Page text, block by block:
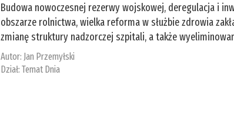
Budowa nowoczesnej rezerwy wojskowej, deregulacja i
obszarze rolnictwa, wielka reforma w służbie zdrowia
zmianę struktury nadzorczej szpitali, a także
Autor: Jan Przemyłski
Dział:Temat Dnia